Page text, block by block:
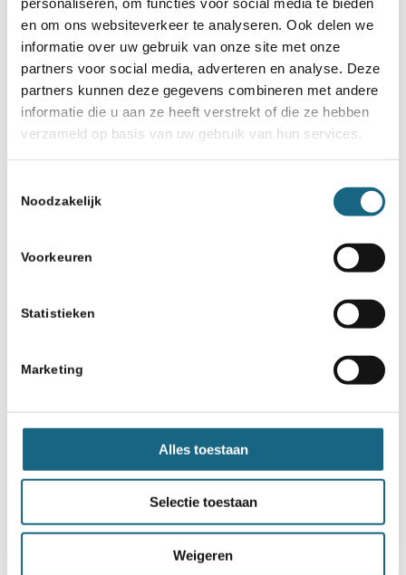
en om ons websiteverkeer te analyseren. Ook delen we
informatie over uw gebruik van onze site met onze
partners voor social media, adverteren en analyse. Deze
partners kunnen deze gegevens combineren met andere
informatie die u aan ze heeft verstrekt of die ze hebben
verzameld op basis van uw gebruik van hun services.
Noodzakelijk
Voorkeuren
Statistieken
Marketing
Alles toestaan
Selectie toestaan
Weigeren